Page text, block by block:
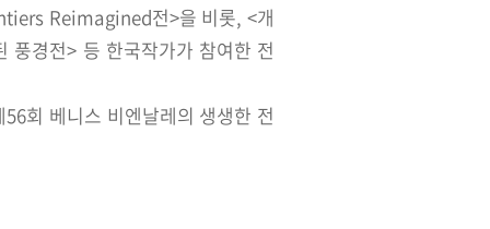
Reimagined전>을 비롯, <개
풍경전> 등 한국작가가 참여한 전
회 베니스 비엔날레의 생생한 전